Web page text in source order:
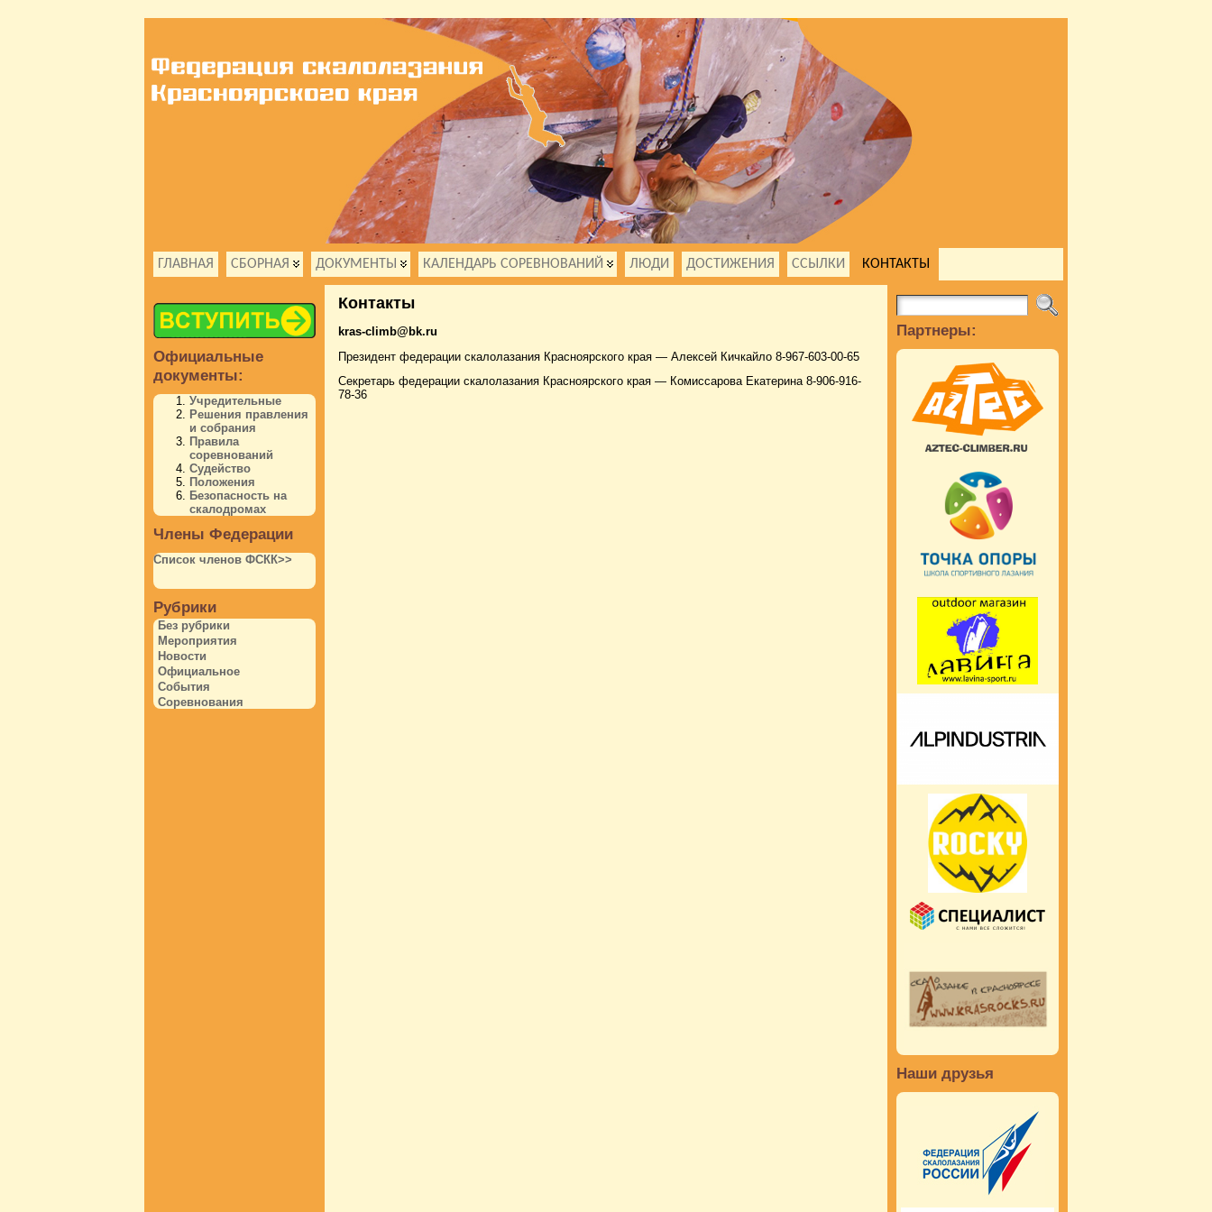
ГЛАВНАЯ СБОРНАЯ ДОКУМЕНТЫ КАЛЕНДАРЬ СОРЕВНОВАНИЙ ЛЮДИ ДОСТИЖЕНИЯ ССЫЛКИ КОНТАКТЫ
Официальные
документы:
Учредительные
Решения правления
и собрания
Правила
соревнований
Судейство
Положения
Безопасность на
скалодромах
Члены Федерации
Список членов ФСКК>>
Рубрики
Без рубрики
Мероприятия
Новости
Официальное
События
Соревнования
Контакты
kras-climb@bk.ru
Президент федерации скалолазания Красноярского края — Алексей Кичкайло 8-967-603-00-65
Секретарь федерации скалолазания Красноярского края — Комиссарова Екатерина 8-906-916-
78-36
Партнеры:
Наши друзья